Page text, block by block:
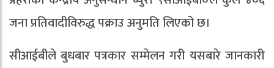
जना प्रतिवादीविरुद्ध पक्राउ अनुमति लिएको छ।
सीआईबीले बुधबार पत्रकार सम्मेलन गरी यसबारे जानकारी